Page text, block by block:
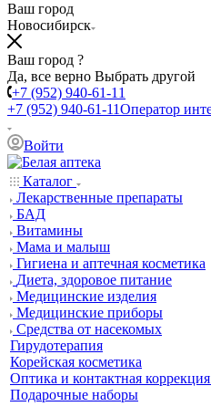
Ваш город
Новосибирск
Ваш город ?
Да, все верно Выбрать другой
+7 (952) 940-61-11
+7 (952) 940-61-11Оператор
Войти
Каталог
Лекарственные препараты
БАД
Витамины
Мама и малыш
Гигиена и аптечная косметика
Диета, здоровое питание
Медицинские изделия
Медицинские приборы
Средства от насекомых
Гирудотерапия
Корейская косметика
Оптика и контактная
Подарочные наборы